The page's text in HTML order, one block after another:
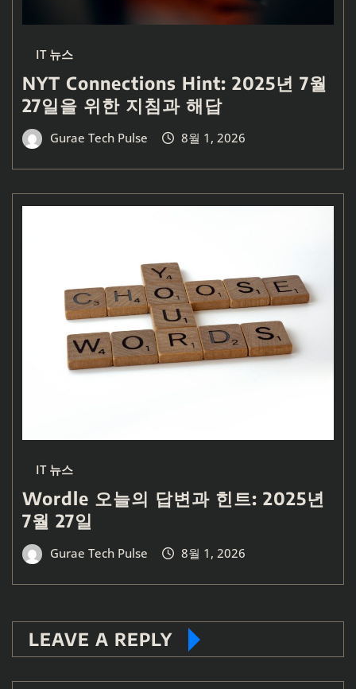
IT 뉴스
NYT Connections Hint: 2025년 7월
27일을 위한 지침과 해답
Gurae Tech Pulse 8월 1, 2026
IT 뉴스
Wordle 오늘의 답변과 힌트: 2025년
7월 27일
Gurae Tech Pulse 8월 1, 2026
LEAVE A REPLY